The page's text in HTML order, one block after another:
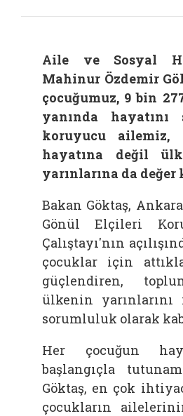
Aile ve Sosyal
Mahinur Özdemir
çocuğumuz, 9 bin
yanında
koruyucu ailemiz,
hayatına değil
yarınlarına da değer
Bakan Göktaş,
Gönül Elçileri
Çalıştayı'nın
çocuklar için
güçlendiren,
ülkenin
sorumluluk olarak
Her çocuğun
başlangıçla
Göktaş, en çok
çocukların